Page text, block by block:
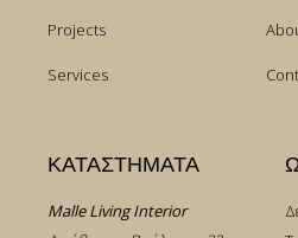
Projects
Services
ΚΑΤΑΣΤΗΜΑΤΑ
Malle Living Interior